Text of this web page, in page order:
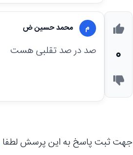
0
م محمد حسین ض
صد در صد تقلبی هست
جهت ثبت پاسخ به این پرسش لطفا